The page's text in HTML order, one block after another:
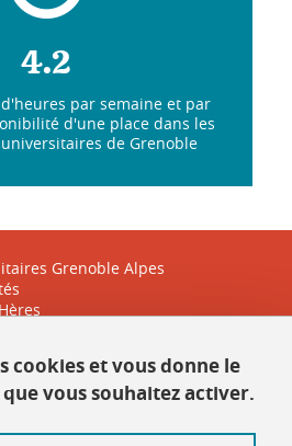
4.2
par semaine et par
d'une place dans les
de Grenoble
Grenoble Alpes
cookies et vous donne le
vous souhaitez activer.